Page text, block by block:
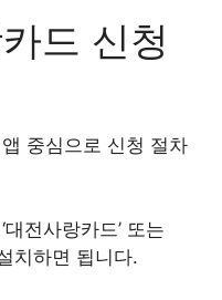
드 신청
중심으로 신청 절차
전사랑카드’ 또는
치하면 됩니다.